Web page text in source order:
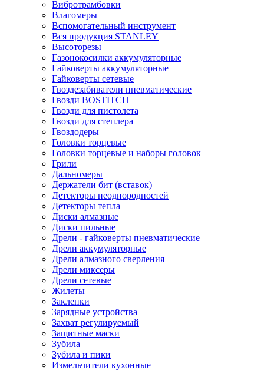
Вибротрамбовки
Влагомеры
Вспомогательный инструмент
Вся продукция STANLEY
Высоторезы
Газонокосилки аккумуляторные
Гайковерты аккумуляторные
Гайковерты сетевые
Гвоздезабиватели пневматические
Гвозди BOSTITCH
Гвозди для пистолета
Гвозди для степлера
Гвоздодеры
Головки торцевые
Головки торцевые и наборы головок
Грили
Дальномеры
Держатели бит (вставок)
Детекторы неоднородностей
Детекторы тепла
Диски алмазные
Диски пильные
Дрели - гайковерты пневматические
Дрели аккумуляторные
Дрели алмазного сверления
Дрели миксеры
Дрели сетевые
Жилеты
Заклепки
Зарядные устройства
Захват регулируемый
Защитные маски
Зубила
Зубила и пики
Измельчители кухонные